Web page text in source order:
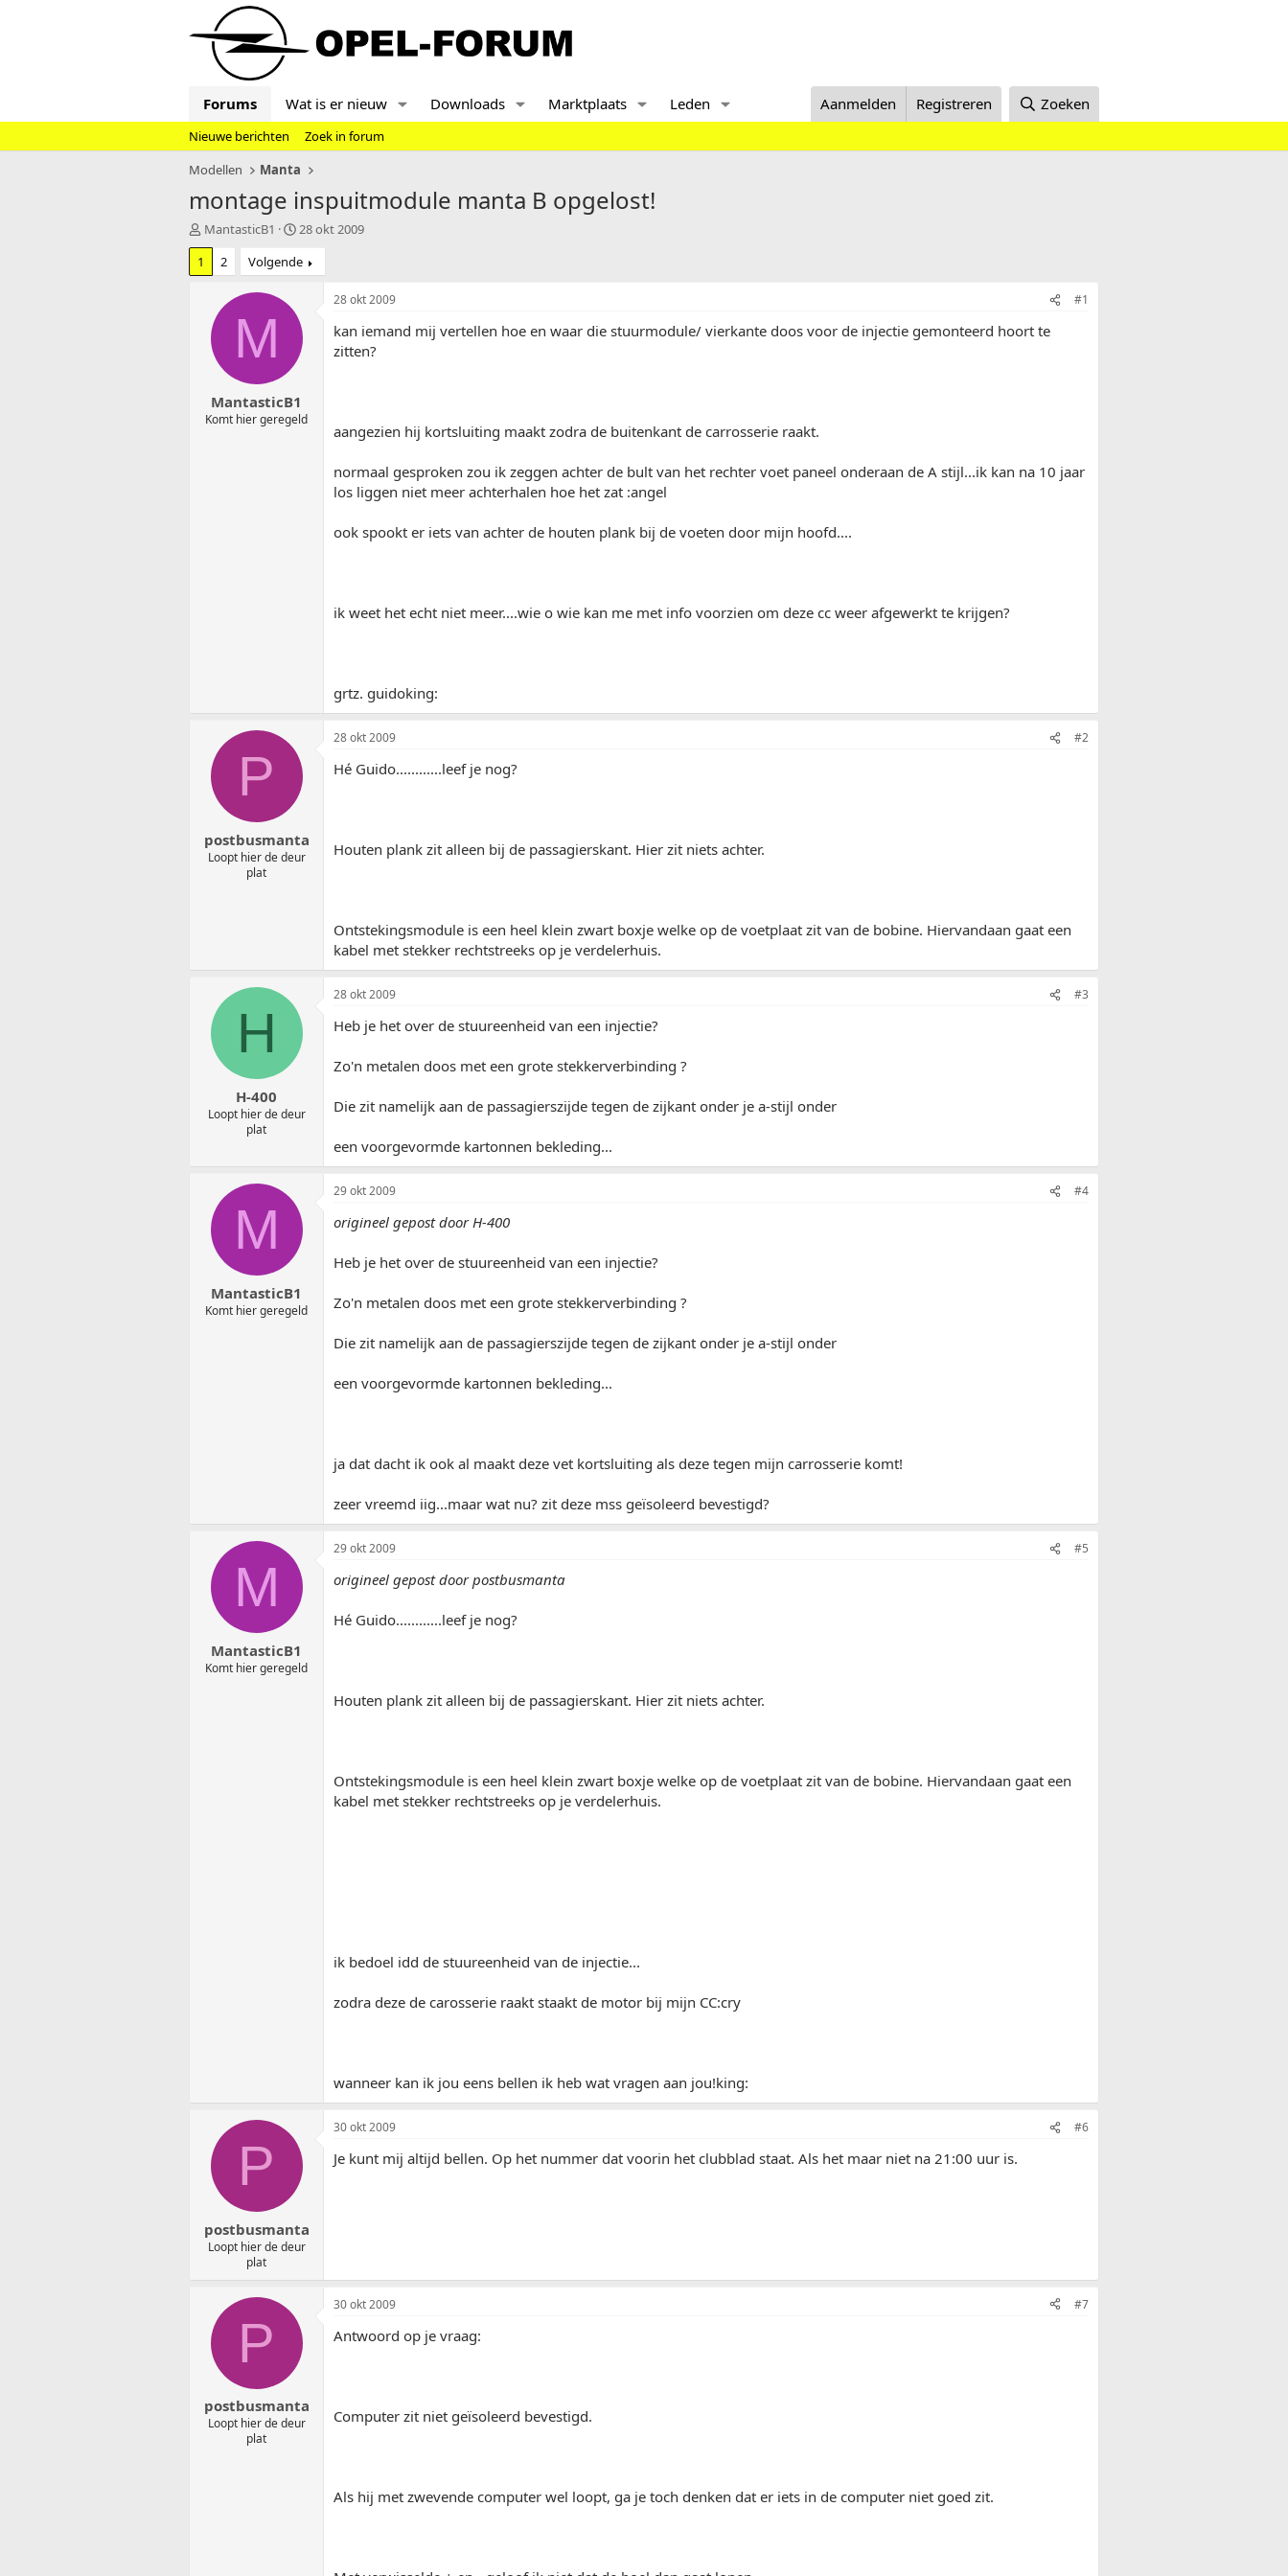
Forums Wat is er nieuw Downloads Marktplaats Leden Aanmelden Registreren Zoeken
Nieuwe berichten
Zoek in forum
Modellen
Manta
montage inspuitmodule manta B opgelost!
T
o
i
r
MantasticB1
S
a
r
d
a
t
28 okt 2009
1
2 Volgende
M
MantasticB1
Komt hier geregeld
28 okt 2009 #1
kan iemand mij vertellen hoe en waar die stuurmodule/ vierkante doos voor de injectie gemonteerd hoort te
zitten?
aangezien hij kortsluiting maakt zodra de buitenkant de carrosserie raakt.
normaal gesproken zou ik zeggen achter de bult van het rechter voet paneel onderaan de A stijl...ik kan na 10 jaar
los liggen niet meer achterhalen hoe het zat :angel
ook spookt er iets van achter de houten plank bij de voeten door mijn hoofd....
ik weet het echt niet meer....wie o wie kan me met info voorzien om deze cc weer afgewerkt te krijgen?
grtz. guidoking:
P
postbusmanta
Loopt hier de deur
plat
28 okt 2009 #2
Hé Guido............leef je nog?
Houten plank zit alleen bij de passagierskant. Hier zit niets achter.
Ontstekingsmodule is een heel klein zwart boxje welke op de voetplaat zit van de bobine. Hiervandaan gaat een
kabel met stekker rechtstreeks op je verdelerhuis.
H
H-400
Loopt hier de deur
plat
28 okt 2009 #3
Heb je het over de stuureenheid van een injectie?
Zo'n metalen doos met een grote stekkerverbinding ?
Die zit namelijk aan de passagierszijde tegen de zijkant onder je a-stijl onder
een voorgevormde kartonnen bekleding...
M
MantasticB1
Komt hier geregeld
29 okt 2009 #4
origineel gepost door H-400
Heb je het over de stuureenheid van een injectie?
Zo'n metalen doos met een grote stekkerverbinding ?
Die zit namelijk aan de passagierszijde tegen de zijkant onder je a-stijl onder
een voorgevormde kartonnen bekleding...
ja dat dacht ik ook al maakt deze vet kortsluiting als deze tegen mijn carrosserie komt!
zeer vreemd iig...maar wat nu? zit deze mss geïsoleerd bevestigd?
M
MantasticB1
Komt hier geregeld
29 okt 2009 #5
origineel gepost door postbusmanta
Hé Guido............leef je nog?
Houten plank zit alleen bij de passagierskant. Hier zit niets achter.
Ontstekingsmodule is een heel klein zwart boxje welke op de voetplaat zit van de bobine. Hiervandaan gaat een
kabel met stekker rechtstreeks op je verdelerhuis.
ik bedoel idd de stuureenheid van de injectie...
zodra deze de carosserie raakt staakt de motor bij mijn CC:cry
wanneer kan ik jou eens bellen ik heb wat vragen aan jou!king:
P
postbusmanta
Loopt hier de deur
plat
30 okt 2009 #6
Je kunt mij altijd bellen. Op het nummer dat voorin het clubblad staat. Als het maar niet na 21:00 uur is.
P
postbusmanta
Loopt hier de deur
plat
30 okt 2009 #7
Antwoord op je vraag:
Computer zit niet geïsoleerd bevestigd.
Als hij met zwevende computer wel loopt, ga je toch denken dat er iets in de computer niet goed zit.